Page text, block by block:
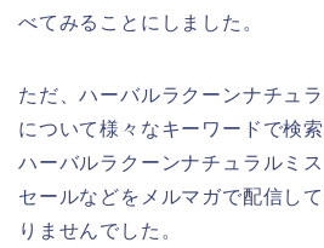
べてみることにしました。
ただ、ハーバルラクーンナチュ
について様々なキーワードで検
ハーバルラクーンナチュラルミ
セールなどをメルマガで配信し
りませんでした。